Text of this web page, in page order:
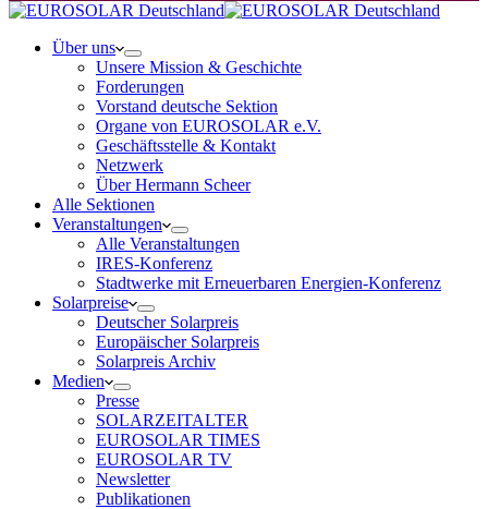
Über uns
Unsere Mission & Geschichte
Forderungen
Vorstand deutsche Sektion
Organe von EUROSOLAR e.V.
Geschäftsstelle & Kontakt
Netzwerk
Über Hermann Scheer
Alle Sektionen
Veranstaltungen
Alle Veranstaltungen
IRES-Konferenz
Stadtwerke mit Erneuerbaren Energien-Konferenz
Solarpreise
Deutscher Solarpreis
Europäischer Solarpreis
Solarpreis Archiv
Medien
Presse
SOLARZEITALTER
EUROSOLAR TIMES
EUROSOLAR TV
Newsletter
Publikationen